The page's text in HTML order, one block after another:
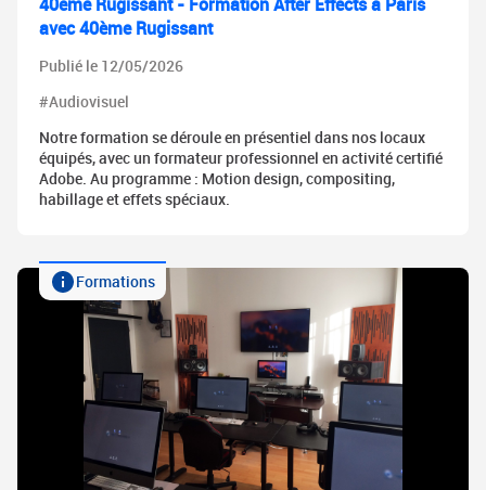
avec 40ème Rugissant
Publié le 12/05/2026
#Audiovisuel
Notre formation se déroule en présentiel dans nos locaux
équipés, avec un formateur professionnel en activité certifié
Adobe. Au programme : Motion design, compositing,
habillage et effets spéciaux.
Formations